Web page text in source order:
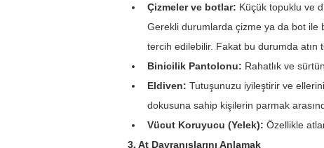
Çizmeler ve botlar: Küçük topuklu ve
Gerekli durumlarda çizme ya da bot ile
tercih edilebilir. Fakat bu durumda atın
Binicilik Pantolonu: Rahatlık ve
Eldiven: Tutuşunuzu iyileştirir ve
dokusuna sahip kişilerin parmak
Vücut Koruyucu (Yelek): Özellikle
3. At Davranışlarını Anlamak